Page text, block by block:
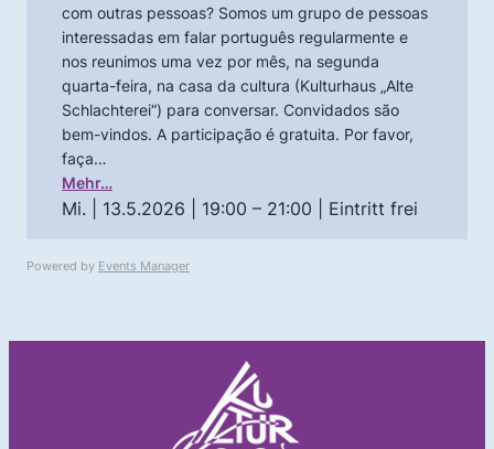
com outras pessoas? Somos um grupo de pessoas
interessadas em falar português regularmente e
nos reunimos uma vez por mês, na segunda
quarta-feira, na casa da cultura (Kulturhaus „Alte
Schlachterei“) para conversar. Convidados são
bem-vindos. A participação é gratuita. Por favor,
faça…
Mehr…
Mi. | 13.5.2026 | 19:00 – 21:00 | Eintritt frei
Powered by Events Manager